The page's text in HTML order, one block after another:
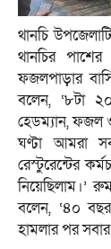
থানচি
থানচির
ফজলপাড়ার
বলেন, ‘৮টা
হেডম্যান, ফজল
ঘণ্টা আমরা
রেস্টুরেন্টের
নিয়েছিলাম।’
বলেন, ‘৪০ বছর
হামলার পর